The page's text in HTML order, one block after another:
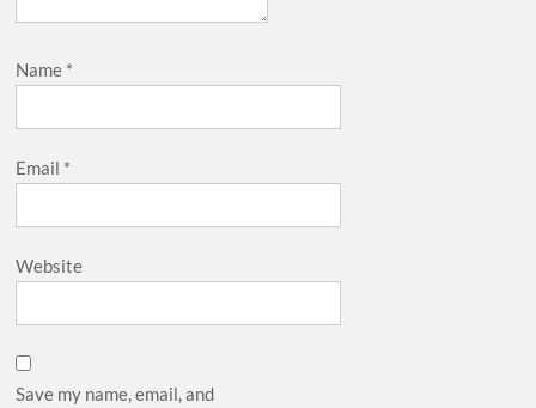
Name *
Email *
Website
Save my name, email, and